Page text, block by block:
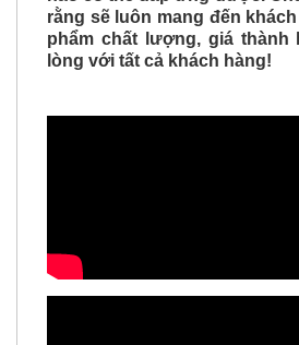
phẩm chất lượng, giá
lòng với tất cả khách hàng!